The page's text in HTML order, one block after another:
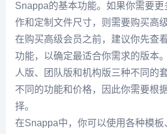
Snappa的基本功能。如果你需要
作和定制文件尺寸，则需要购买高
在购买高级会员之前，建议你先查
功能，以确定最适合你需求的版本
人版、团队版和机构版三种不同的
不同的功能和价格，因此你需要根
择。
在Snappa中，你可以使用各种模